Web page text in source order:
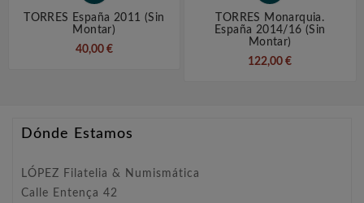
TORRES España 2011 (sin
Montar)
40,00 €
TORRES Monarquia.
España 2014/16 (sin
Montar)
122,00 €
Dónde Estamos
LÓPEZ Filatelia & Numismática
Calle Entença 42